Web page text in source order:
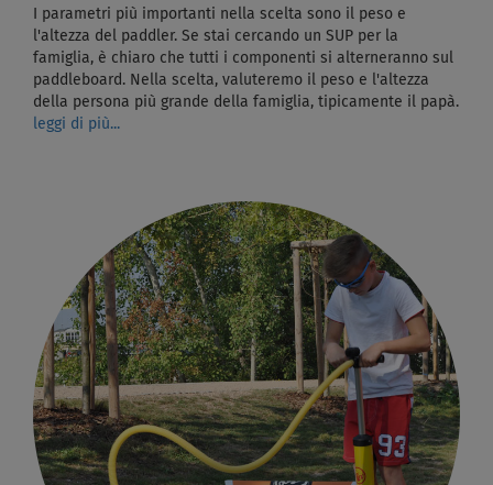
I parametri più importanti nella scelta sono il peso e
l'altezza del paddler. Se stai cercando un SUP per la
famiglia, è chiaro che tutti i componenti si alterneranno sul
paddleboard. Nella scelta, valuteremo il peso e l'altezza
della persona più grande della famiglia, tipicamente il papà.
leggi di più...